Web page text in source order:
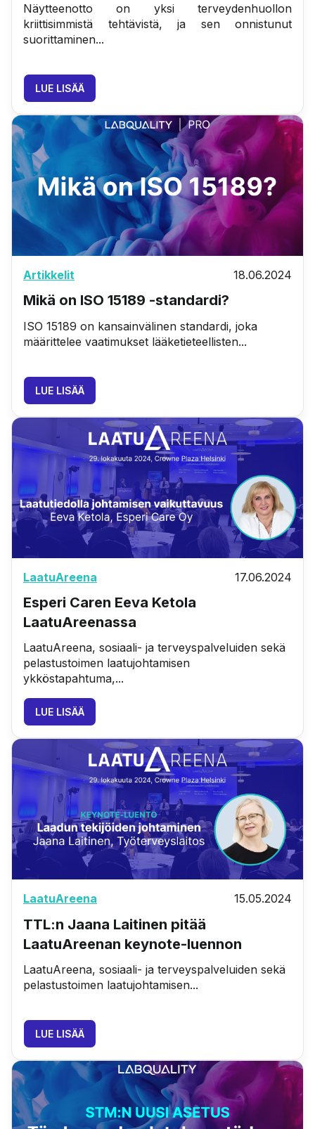
Näytteenotto on yksi terveydenhuollon
kriittisimmistä tehtävistä, ja sen onnistunut
suorittaminen...
LUE LISÄÄ
Artikkelit 18.06.2024
Mikä on ISO 15189 -standardi?
ISO 15189 on kansainvälinen standardi, joka
määrittelee vaatimukset lääketieteellisten...
LUE LISÄÄ
LaatuAreena 17.06.2024
Esperi Caren Eeva Ketola
LaatuAreenassa
LaatuAreena, sosiaali- ja terveyspalveluiden sekä
pelastustoimen laatujohtamisen
ykköstapahtuma,...
LUE LISÄÄ
LaatuAreena 15.05.2024
TTL:n Jaana Laitinen pitää
LaatuAreenan keynote-luennon
LaatuAreena, sosiaali- ja terveyspalveluiden sekä
pelastustoimen laatujohtamisen...
LUE LISÄÄ